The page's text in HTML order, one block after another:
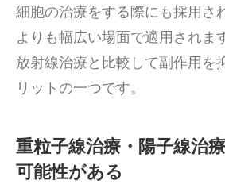
細胞の治療をする際にも採用さ
よりも幅広い場面で適用されま
放射線治療と比較して副作用を
リットの一つです。
重粒子線治療・陽子線治
可能性がある